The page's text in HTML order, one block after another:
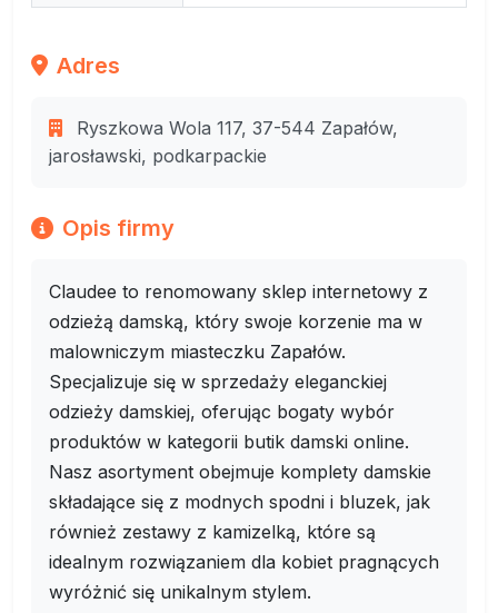
Adres
Ryszkowa Wola 117, 37-544 Zapałów,
jarosławski, podkarpackie
Opis firmy
Claudee to renomowany sklep internetowy z
odzieżą damską, który swoje korzenie ma w
malowniczym miasteczku Zapałów.
Specjalizuje się w sprzedaży eleganckiej
odzieży damskiej, oferując bogaty wybór
produktów w kategorii butik damski online.
Nasz asortyment obejmuje komplety damskie
składające się z modnych spodni i bluzek, jak
również zestawy z kamizelką, które są
idealnym rozwiązaniem dla kobiet pragnących
wyróżnić się unikalnym stylem.